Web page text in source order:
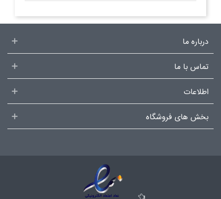
درباره ما
تماس با ما
اطلاعات
بخش های فروشگاه